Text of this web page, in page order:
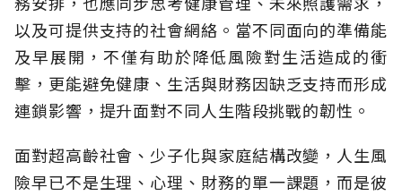
以及可提供支持的社會網絡。當不同面向的準備能
及早展開，不僅有助於降低風險對生活造成的衝
擊，更能避免健康、生活與財務因缺乏支持而形成
連鎖影響，提升面對不同人生階段挑戰的韌性。
面對超高齡社會、少子化與家庭結構改變，人生風
險早已不是生理、心理、財務的單一課題，而是彼